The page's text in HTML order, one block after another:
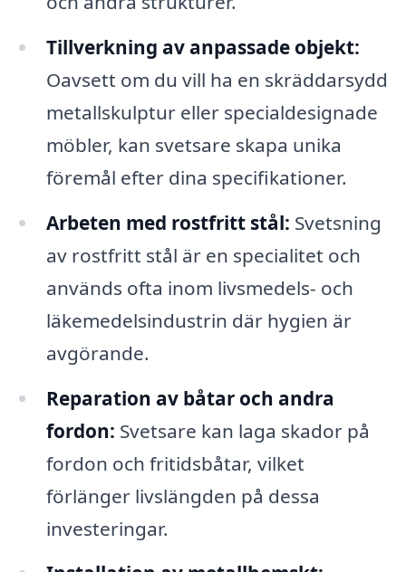
Tillverkning av anpassade objekt:
Oavsett om du vill ha en skräddarsydd
metallskulptur eller specialdesignade
möbler, kan svetsare skapa unika
föremål efter dina specifikationer.
Arbeten med rostfritt stål: Svetsning
av rostfritt stål är en specialitet och
används ofta inom livsmedels- och
läkemedelsindustrin där hygien är
avgörande.
Reparation av båtar och andra
fordon: Svetsare kan laga skador på
fordon och fritidsbåtar, vilket
förlänger livslängden på dessa
investeringar.